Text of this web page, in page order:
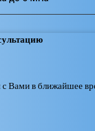
Вами в ближайшее